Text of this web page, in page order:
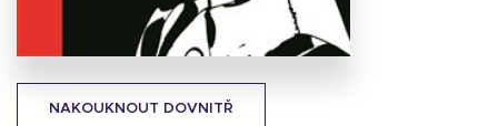
NAKOUKNOUT DOVNITŘ